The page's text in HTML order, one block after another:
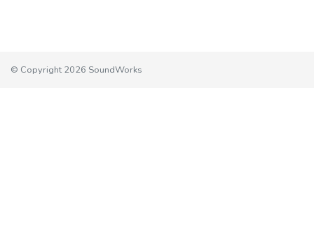
© Copyright 2026 SoundWorks